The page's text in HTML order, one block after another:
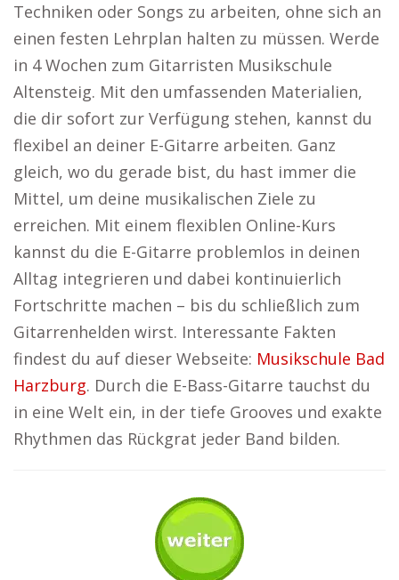
Techniken oder Songs zu arbeiten, ohne sich an
einen festen Lehrplan halten zu müssen. Werde
in 4 Wochen zum Gitarristen Musikschule
Altensteig. Mit den umfassenden Materialien,
die dir sofort zur Verfügung stehen, kannst du
flexibel an deiner E-Gitarre arbeiten. Ganz
gleich, wo du gerade bist, du hast immer die
Mittel, um deine musikalischen Ziele zu
erreichen. Mit einem flexiblen Online-Kurs
kannst du die E-Gitarre problemlos in deinen
Alltag integrieren und dabei kontinuierlich
Fortschritte machen – bis du schließlich zum
Gitarrenhelden wirst. Interessante Fakten
findest du auf dieser Webseite: Musikschule Bad
Harzburg. Durch die E-Bass-Gitarre tauchst du
in eine Welt ein, in der tiefe Grooves und exakte
Rhythmen das Rückgrat jeder Band bilden.